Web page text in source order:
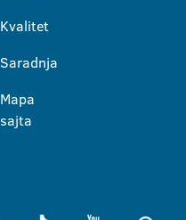
Kvalitet
Saradnja
Mapa
sajta